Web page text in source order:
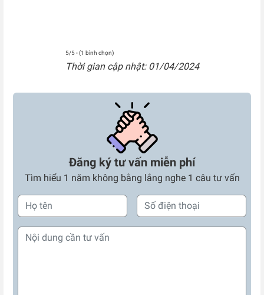
5/5 - (1 bình chọn)
Thời gian cập nhật: 01/04/2024
Đăng ký tư vấn miễn phí
Tìm hiểu 1 năm không bằng lắng nghe 1 câu tư vấn